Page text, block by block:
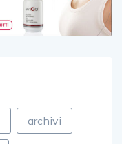
archivi